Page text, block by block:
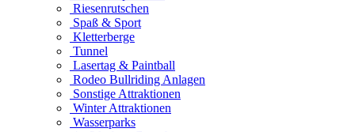
Riesenrutschen
Spaß & Sport
Kletterberge
Tunnel
Lasertag & Paintball
Rodeo Bullriding Anlagen
Sonstige Attraktionen
Winter Attraktionen
Wasserparks